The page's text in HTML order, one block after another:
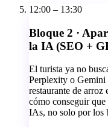
12:00 – 13:30
Bloque 2 ·
la IA (SEO +
El turista ya no
Perplexity o Gemini
restaurante de arroz
cómo conseguir
IAs, no solo por los